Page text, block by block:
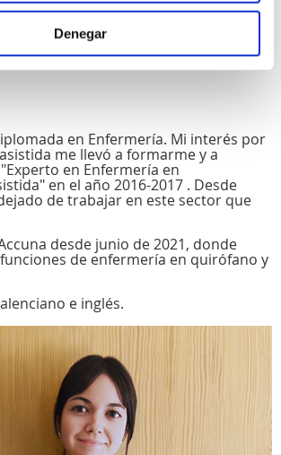
Denegar
en Enfermería. Mi interés por
me llevó a formarme y a
en Enfermería en
en el año 2016-2017 . Desde
de trabajar en este sector que
desde junio de 2021, donde
de enfermería en quirófano y
e inglés.